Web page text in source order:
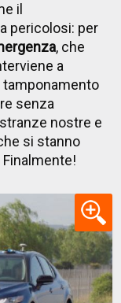
il
pericolosi: per
, che
a
tamponamento
senza
nostre e
si stanno